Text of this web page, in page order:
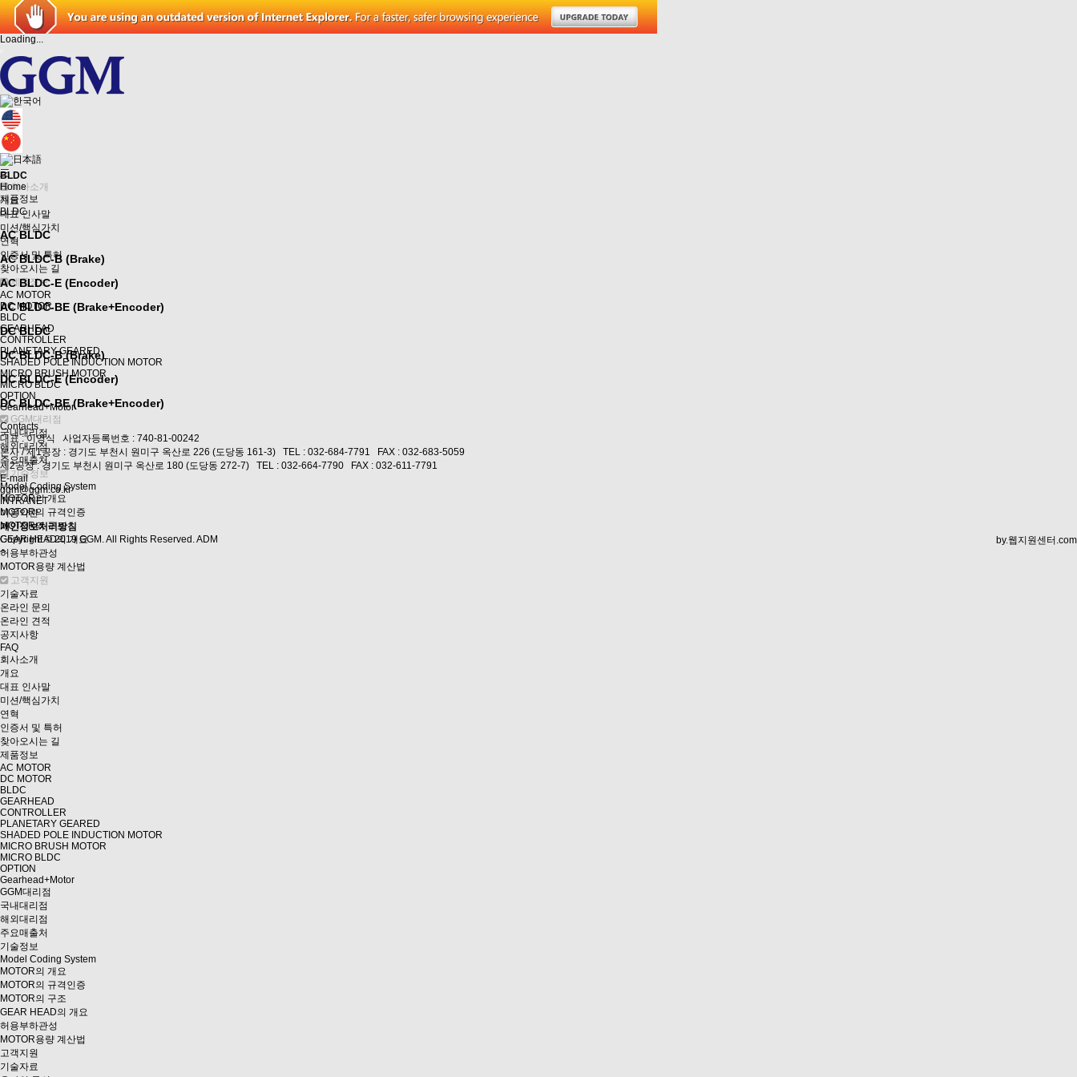
Loading...
三
회사소개
개요
대표 인사말
미션/핵심가치
연혁
인증서 및 특허
찾아오시는 길
제품정보
AC MOTOR
DC MOTOR
BLDC
GEARHEAD
CONTROLLER
PLANETARY GEARED
SHADED POLE INDUCTION MOTOR
MICRO BRUSH MOTOR
MICRO BLDC
OPTION
Gearhead+Motor
GGM대리점
국내대리점
해외대리점
주요매출처
기술정보
Model Coding System
MOTOR의 개요
MOTOR의 규격인증
MOTOR의 구조
GEAR HEAD의 개요
허용부하관성
MOTOR용량 계산법
고객지원
기술자료
온라인 문의
온라인 견적
공지사항
FAQ
회사소개
개요
대표 인사말
미션/핵심가치
연혁
인증서 및 특허
찾아오시는 길
제품정보
AC MOTOR
DC MOTOR
BLDC
GEARHEAD
CONTROLLER
PLANETARY GEARED
SHADED POLE INDUCTION MOTOR
MICRO BRUSH MOTOR
MICRO BLDC
OPTION
Gearhead+Motor
GGM대리점
국내대리점
해외대리점
주요매출처
기술정보
Model Coding System
MOTOR의 개요
MOTOR의 규격인증
MOTOR의 구조
GEAR HEAD의 개요
허용부하관성
MOTOR용량 계산법
고객지원
기술자료
BLDC
Home
제품정보
BLDC
AC BLDC
AC BLDC-B (Brake)
AC BLDC-E (Encoder)
AC BLDC-BE (Brake+Encoder)
DC BLDC
DC BLDC-B (Brake)
DC BLDC-E (Encoder)
DC BLDC-BE (Brake+Encoder)
Contacts
대표 : 이영식 사업자등록번호 : 740-81-00242
본사 / 제1공장 : 경기도 부천시 원미구 옥산로 226 (도당동 161-3) TEL : 032-684-7791
FAX : 032-683-5059
제2공장 : 경기도 부천시 원미구 옥산로 180 (도당동 272-7) TEL : 032-664-7790 FAX : 032-611-7791
E-mail
ggm@ggm.co.kr
INTRANET
이용약관
개인정보처리방침
by.웹지원센터.com
Copyright©2019 GGM . All Rights Reserved.ADM